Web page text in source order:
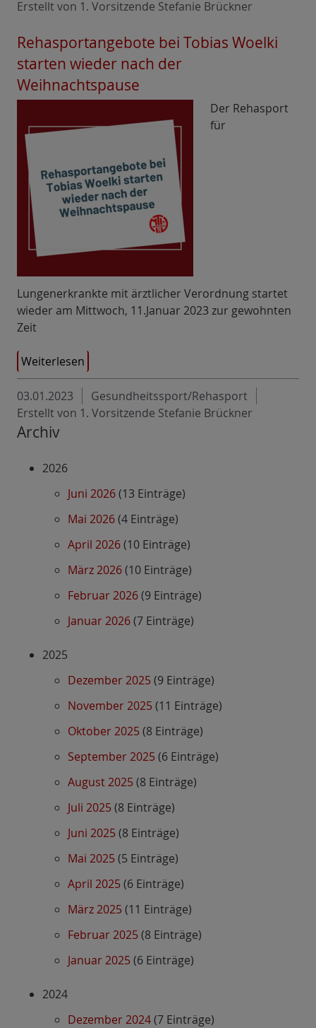
Erstellt von 1. Vorsitzende Stefanie Brückner
Rehasportangebote bei Tobias Woelki
starten wieder nach der
Weihnachtspause
Der Rehasport
für
Lungenerkrankte mit ärztlicher Verordnung startet
wieder am Mittwoch, 11.Januar 2023 zur gewohnten
Zeit
Weiterlesen
03.01.2023
Gesundheitssport/Rehasport
Erstellt von 1. Vorsitzende Stefanie Brückner
Archiv
2026
Juni 2026(13 Einträge)
Mai 2026(4 Einträge)
April 2026(10 Einträge)
März 2026(10 Einträge)
Februar 2026(9 Einträge)
Januar 2026(7 Einträge)
2025
Dezember 2025(9 Einträge)
November 2025(11 Einträge)
Oktober 2025(8 Einträge)
September 2025(6 Einträge)
August 2025(8 Einträge)
Juli 2025(8 Einträge)
Juni 2025(8 Einträge)
Mai 2025(5 Einträge)
April 2025(6 Einträge)
März 2025(11 Einträge)
Februar 2025(8 Einträge)
Januar 2025(6 Einträge)
2024
Dezember 2024(7 Einträge)